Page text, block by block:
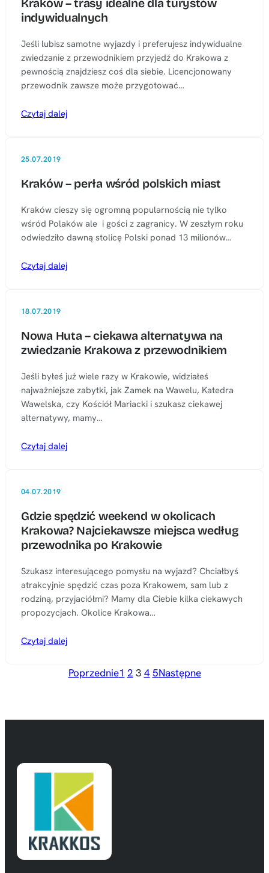
Kraków – trasy idealne dla turystów
indywidualnych
Jeśli lubisz samotne wyjazdy i preferujesz indywidualne
zwiedzanie z przewodnikiem przyjedź do Krakowa z
pewnością znajdziesz coś dla siebie. Licencjonowany
przewodnik zawsze może przygotować…
Czytaj dalej
25.07.2019
Kraków – perła wśród polskich miast
Kraków cieszy się ogromną popularnością nie tylko
wśród Polaków ale i gości z zagranicy. W zeszłym roku
odwiedziło dawną stolicę Polski ponad 13 milionów…
Czytaj dalej
18.07.2019
Nowa Huta – ciekawa alternatywa na
zwiedzanie Krakowa z przewodnikiem
Jeśli byłeś już wiele razy w Krakowie, widziałeś
najważniejsze zabytki, jak Zamek na Wawelu, Katedra
Wawelska, czy Kościół Mariacki i szukasz ciekawej
alternatywy, mamy…
Czytaj dalej
04.07.2019
Gdzie spędzić weekend w okolicach
Krakowa? Najciekawsze miejsca według
przewodnika po Krakowie
Szukasz interesującego pomysłu na wyjazd? Chciałbyś
atrakcyjnie spędzić czas poza Krakowem, sam lub z
rodziną, przyjaciółmi? Mamy dla Ciebie kilka ciekawych
propozycjach. Okolice Krakowa…
Czytaj dalej
Poprzednie1 2 3 4 5Następne